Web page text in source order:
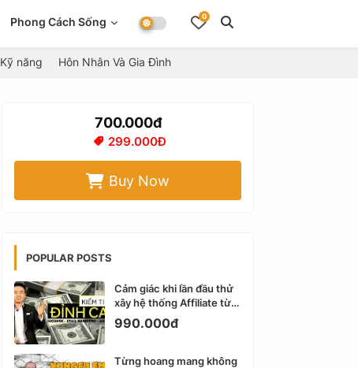
Phong Cách Sống 0
Kỹ năng Hôn Nhân Và Gia Đình
700.000đ
299.000Đ
Buy Now
POPULAR POSTS
Cảm giác khi lần đầu thử
xây hệ thống Affiliate từ
Facebook cá nhân
990.000đ
Từng hoang mang không